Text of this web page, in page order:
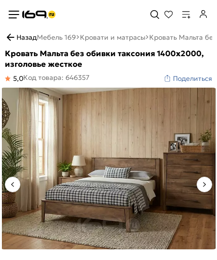
НазадМебель 169 Кровати и матрасы Кровать Мальта
Кровать Мальта без обивки таксония 1400x2000,
изголовье жесткое
5,0Код товара: 646357 Поделиться